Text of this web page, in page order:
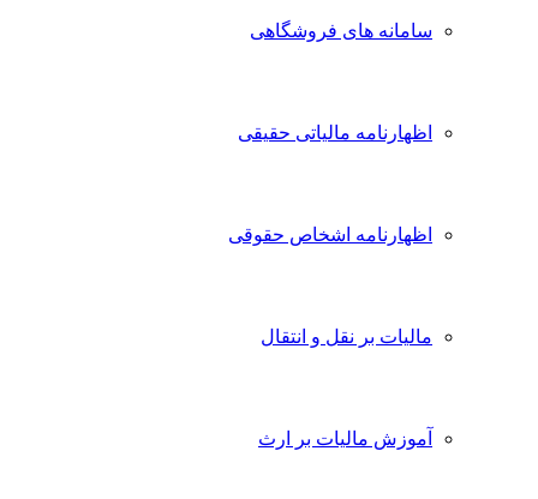
سامانه های فروشگاهی
اظهارنامه مالیاتی حقیقی
اظهارنامه اشخاص حقوقی
مالیات بر نقل و انتقال
آموزش مالیات بر ارث